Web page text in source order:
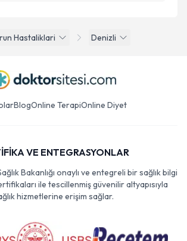
Hastaliklari Denizli
BlogOnline TerapiOnline Diyet
VE ENTEGRASYONLAR
Bakanlığı onaylı ve entegreli bir sağlık bilgi
ile tescillenmiş güvenilir altyapısıyla
hizmetlerine erişim sağlar.